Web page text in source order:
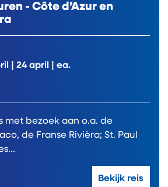
- Côte d’Azur en
24 april | ea.
met bezoek aan o.a. de
Franse Rivièra; St. Paul
Bekijk reis